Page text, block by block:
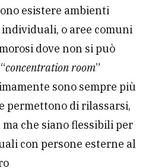
esistere ambienti
o aree comuni
dove non si può
concentration room”
sono sempre più
permettono di rilassarsi,
che siano flessibili per
con persone esterne al